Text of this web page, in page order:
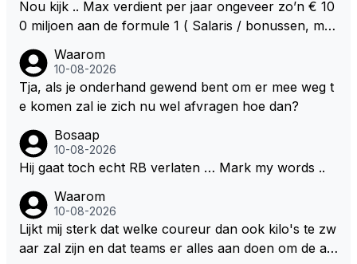
B nog niet bevestigd dat Max daar in 2027 rijdt … Je
Nou kijk .. Max verdient per jaar ongeveer zo’n € 10
0 miljoen aan de formule 1 ( Salaris / bonussen, mer
p je 28e afstand van te doen .. Zeker ook als je bede
nkt dat het runnen van een raceteam en kansen bie
den aan talentvolle coureurs behoorlijk wat geld kos
nog niet verlaat .. Wel denk ik dat Max niet iemand is
die nu nog, met al zijn ervaring, te lang in een auto
wil blijven rijden die niet echt mee kan doen voor de
hoofdprijzen .. Zijn geduld raakt op, zijn loyaliteit ook
.. Persoonlijk denk ik dat hij nu echt op een tweespr
ong zit en alles aan het overwegen is om een juiste
keuze te maken .. Daarbij staat het echt niet vast dat
Waarom
10-08-2026
Tja, als je onderhand gewend bent om er mee weg t
e komen zal ie zich nu wel afvragen hoe dan?
Bosaap
10-08-2026
Hij gaat toch echt RB verlaten … Mark my words ..
Waarom
10-08-2026
Lijkt mij sterk dat welke coureur dan ook kilo's te zw
aar zal zijn en dat teams er alles aan doen om de au